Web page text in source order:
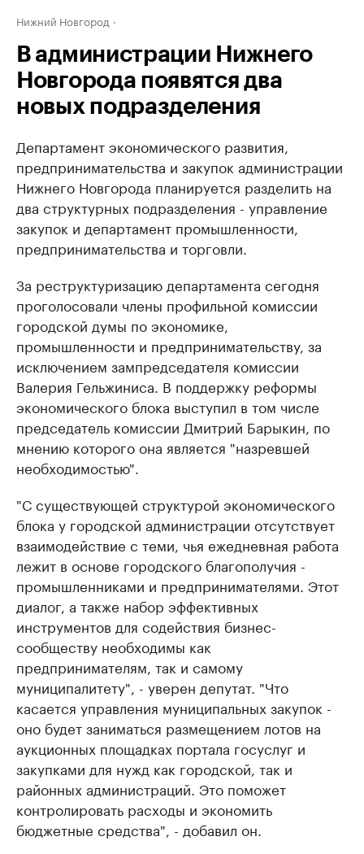
Нижний Новгород
В администрации Нижнего
Новгорода появятся два
новых подразделения
Департамент ​экономического развития,
предпринимательства и закупок администрации
Нижнего Новгорода планируется разделить на
два структурных подразделения - управление
закупок и департамент промышленности,
предпринимательства и торговли.
За реструктуризацию департамента сегодня
проголосовали члены профильной комиссии
городской думы по экономике,
промышленности и предпринимательству, за
исключением зампредседателя комиссии
Валерия Гельжиниса. В поддержку реформы
экономического блока выступил в том числе
председатель комиссии Дмитрий Барыкин, по
мнению которого она является "назревшей
необходимостью".
"С существующей структурой экономического
блока у городской администрации отсутствует
взаимодействие с теми, чья ежедневная работа
лежит в основе городского благополучия -
промышленниками и предпринимателями. Этот
диалог, а также набор эффективных
инструментов для содействия бизнес-
сообществу необходимы как
предпринимателям, так и самому
муниципалитету", - уверен депутат. "Что
касается управления муниципальных закупок -
оно будет заниматься размещением лотов на
аукционных площадках портала госуслуг и
закупками для нужд как городской, так и
районных администраций. Это поможет
контролировать расходы и экономить
бюджетные средства", - добавил он.